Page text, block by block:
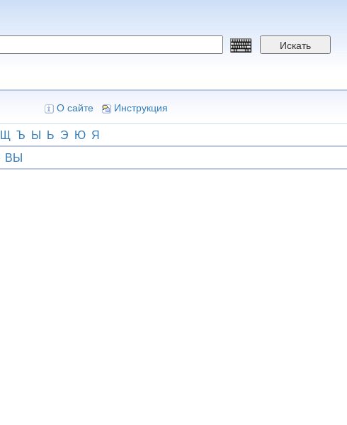
Искать
О сайте Инструкция
Щ Ъ Ы Ь Э Ю Я
ВЫ